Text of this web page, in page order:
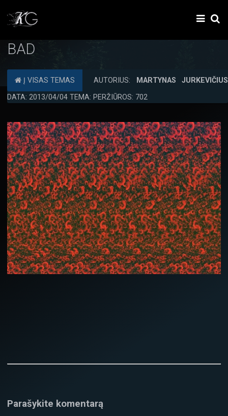
BAD
Į VISAS TEMAS AUTORIUS:
MARTYNAS JURKEVIČIUS
DATA: 2013/04/04 TEMA: PERŽIŪROS: 702
Parašykite komentarą